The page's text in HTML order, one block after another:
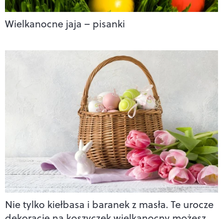
Wielkanocne jaja – pisanki
Nie tylko kiełbasa i baranek z masła. Te urocze